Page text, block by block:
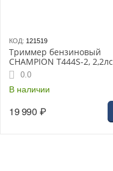
КОД: 121519
Триммер бензиновый
CHAMPION T444S-2, 2,2лс
0.0
В наличии
19 990 ₽